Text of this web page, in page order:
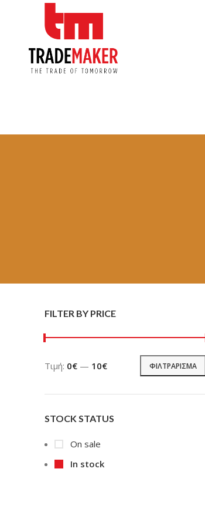
FILTER BY PRICE
Ελάχιστη
Μέγιστη
ΦΙΛΤΡΆΡΙΣΜΑ
Τιμή: 0€ — 10€
STOCK STATUS
On sale
In stock